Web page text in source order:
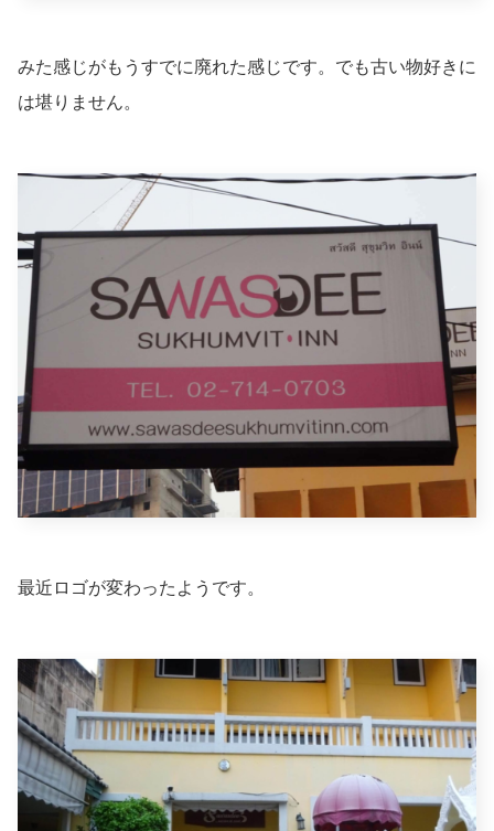
みた感じがもうすでに廃れた感じです。でも古い物好きに
は堪りません。
最近ロゴが変わったようです。